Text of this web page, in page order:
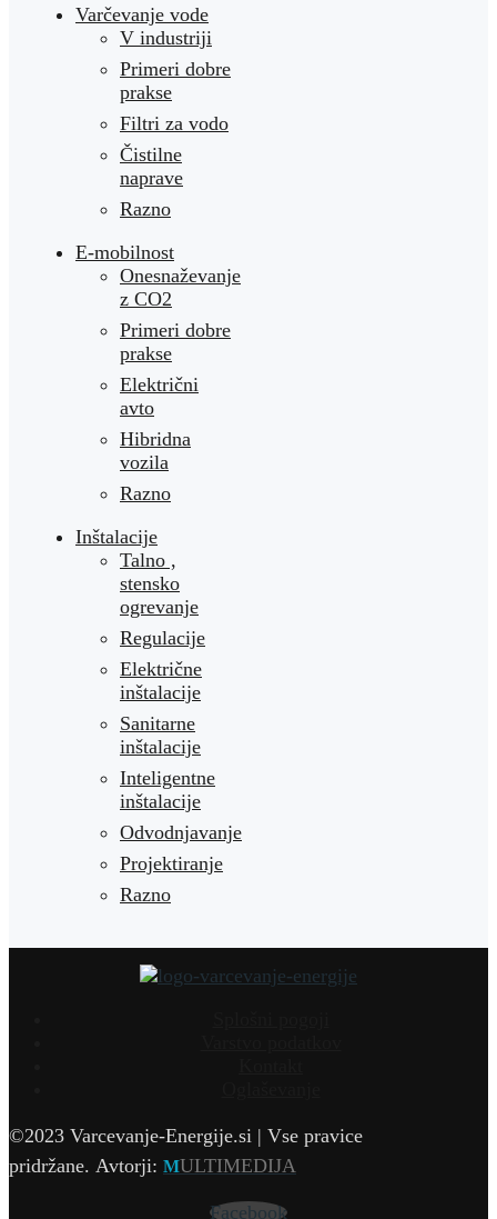
Varčevanje vode
V industriji
Primeri dobre
prakse
Filtri za vodo
Čistilne
naprave
Razno
E-mobilnost
Onesnaževanje
z CO2
Primeri dobre
prakse
Električni
avto
Hibridna
vozila
Razno
Inštalacije
Talno ,
stensko
ogrevanje
Regulacije
Električne
inštalacije
Sanitarne
inštalacije
Inteligentne
inštalacije
Odvodnjavanje
Projektiranje
Razno
©2023 Varcevanje-Energije.si | Vse pravice
pridržane. Avtorji: MULTIMEDIJA
Facebook